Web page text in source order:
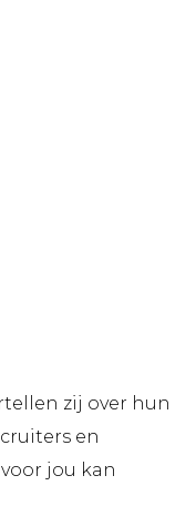
zij over hun
en
jou kan